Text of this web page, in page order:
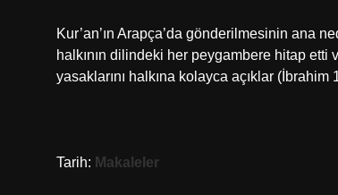
Kur’an’ın Arapça’da gönderilmesinin ana
halkının dilindeki her peygambere hitap
yasaklarını halkına kolayca açıklar (İbrahim
Tarih: Makaleler